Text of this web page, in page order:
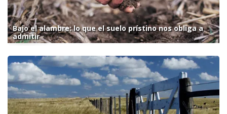
Bajo el alambre: lo que el suelo prístino nos obliga a
admitir